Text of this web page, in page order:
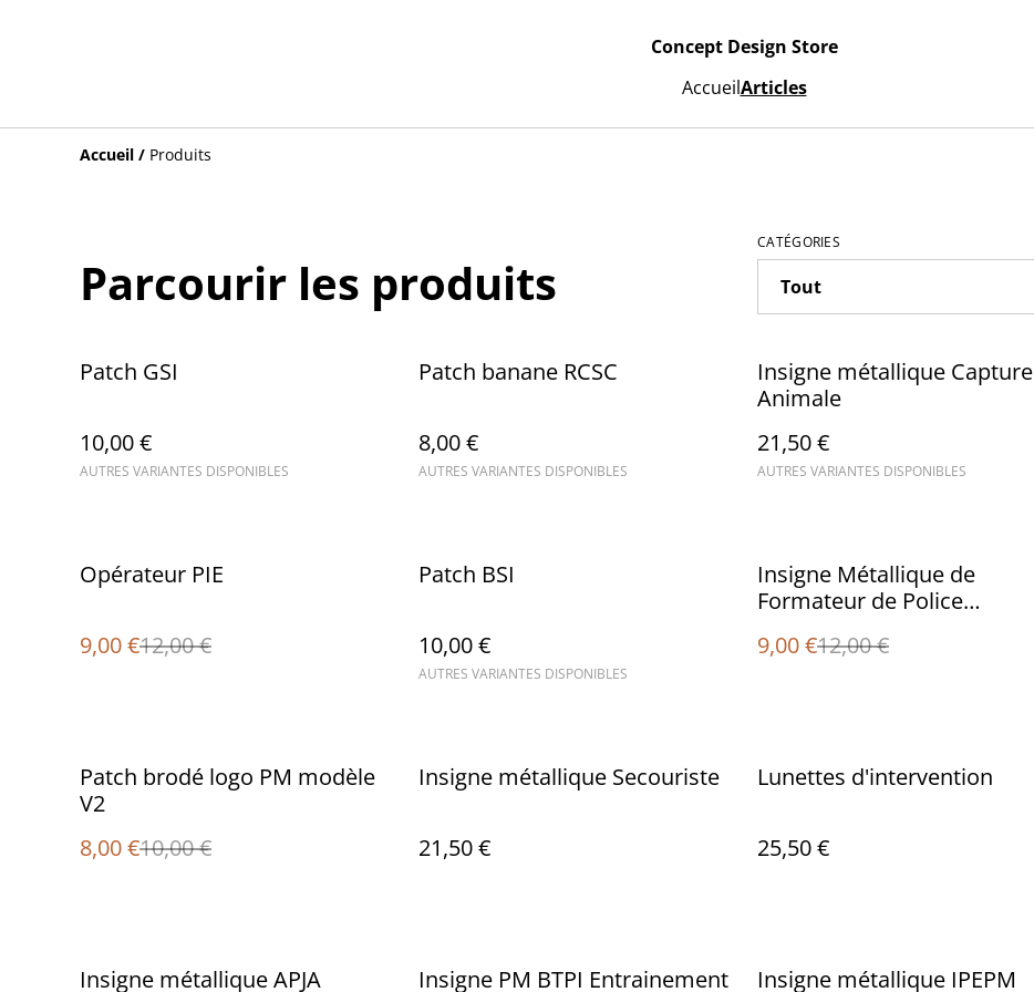
Concept Design Store
AccueilArticles
Accueil / Produits
Parcourir les produits
CATÉGORIES
Patch GSI
10,00 €
AUTRES VARIANTES DISPONIBLES
Patch banane RCSC
8,00 €
AUTRES VARIANTES DISPONIBLES
Insigne métallique Capture
Animale
21,50 €
AUTRES VARIANTES DISPONIBLES
%
Opérateur PIE
9,00 €12,00 €
Patch BSI
10,00 €
AUTRES VARIANTES DISPONIBLES
%
Insigne Métallique de
Formateur de Police
9,00 €12,00 €
%
Patch brodé logo PM modèle
V2
8,00 €10,00 €
Insigne métallique Secouriste
21,50 €
Lunettes d'intervention
25,50 €
Insigne métallique APJA Insigne PM BTPI Entrainement %
Insigne métallique IPEPM